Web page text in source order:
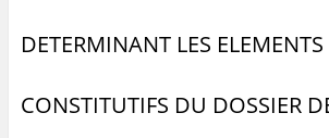
DETERMINANT LES ELEMENTS
CONSTITUTIFS DU DOSSIER